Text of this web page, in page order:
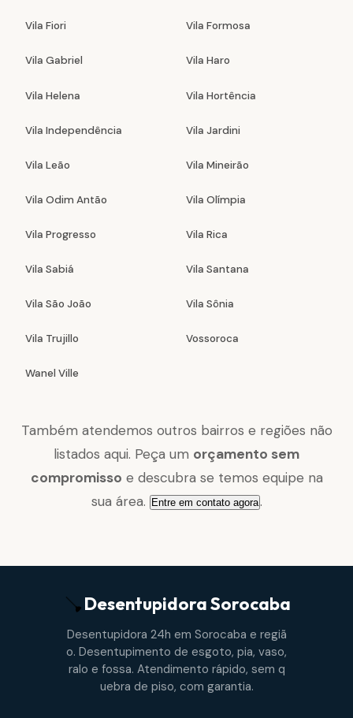
Vila Fiori Vila Formosa
Vila Gabriel Vila Haro
Vila Helena Vila Hortência
Vila Independência Vila Jardini
Vila Leão Vila Mineirão
Vila Odim Antão Vila Olímpia
Vila Progresso Vila Rica
Vila Sabiá Vila Santana
Vila São João Vila Sônia
Vila Trujillo Vossoroca
Wanel Ville
Também atendemos outros bairros e regiões não
listados aqui. Peça um orçamento sem
compromisso e descubra se temos equipe na
sua área. Entre em contato agora.
DesentupidoraSorocaba
Desentupidora 24h em Sorocaba e regiã
o. Desentupimento de esgoto, pia, vaso,
ralo e fossa. Atendimento rápido, sem q
uebra de piso, com garantia.